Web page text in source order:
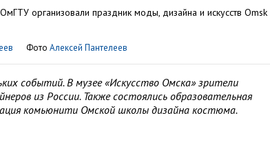
Фото Алексей Пантелеев
событий. В музее «Искусство Омска» зрители
из России. Также состоялись образовательная
комьюнити Омской школы дизайна костюма.